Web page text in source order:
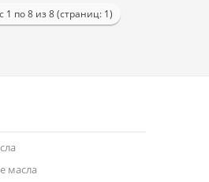
1 по 8 из 8 (страниц: 1)
масла